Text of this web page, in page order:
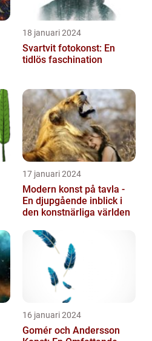
18 januari 2024
Svartvit fotokonst: En
tidlös faschination
17 januari 2024
Modern konst på tavla -
En djupgående inblick i
den konstnärliga världen
16 januari 2024
Gomér och Andersson